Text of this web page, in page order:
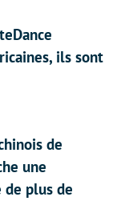
ils sont
de
une
de plus de